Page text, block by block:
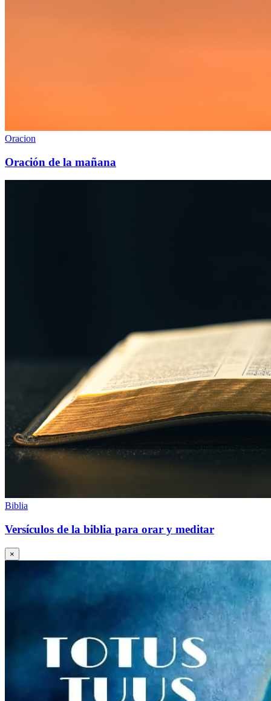
Oracion
Oración de la mañana
Biblia
Versículos de la biblia para orar y meditar
×